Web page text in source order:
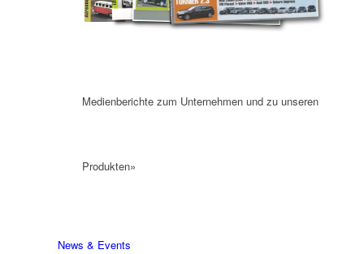
Medienberichte zum Unternehmen und zu unseren
Produkten»
News & Events